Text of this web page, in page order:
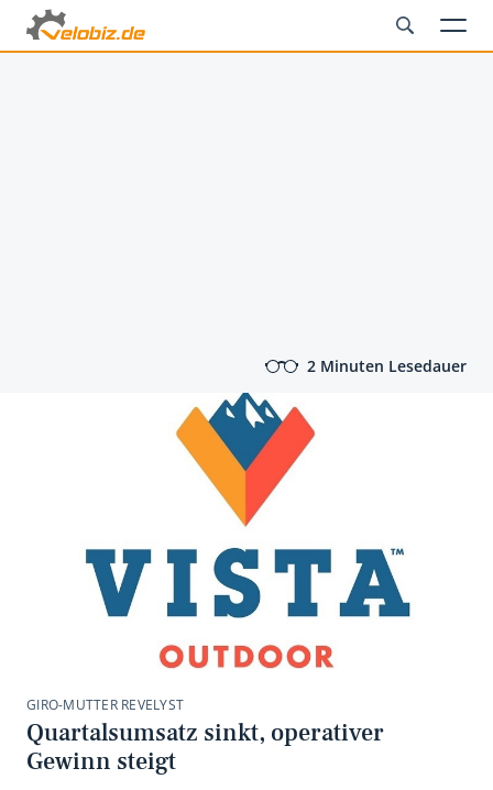
2 Minuten Lesedauer
GIRO-MUTTER REVELYST
Quartalsumsatz sinkt, operativer
Gewinn steigt